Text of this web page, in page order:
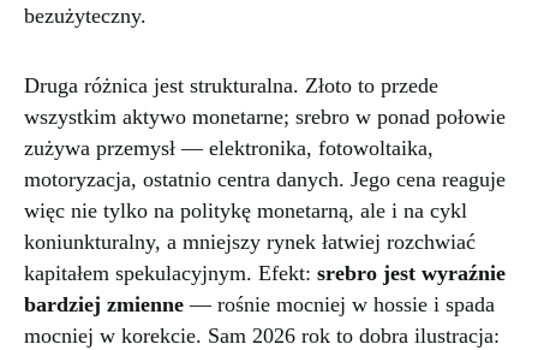
bezużyteczny.
Druga różnica jest strukturalna. Złoto to przede
wszystkim aktywo monetarne; srebro w ponad połowie
zużywa przemysł — elektronika, fotowoltaika,
motoryzacja, ostatnio centra danych. Jego cena reaguje
więc nie tylko na politykę monetarną, ale i na cykl
koniunkturalny, a mniejszy rynek łatwiej rozchwiać
kapitałem spekulacyjnym. Efekt: srebro jest wyraźnie
bardziej zmienne — rośnie mocniej w hossie i spada
mocniej w korekcie. Sam 2026 rok to dobra ilustracja: